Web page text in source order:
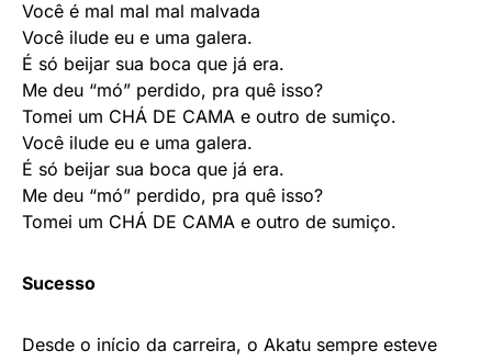
Você é mal mal mal malvada
Você ilude eu e uma galera.
É só beijar sua boca que já era.
Me deu “mó” perdido, pra quê isso?
Tomei um CHÁ DE CAMA e outro de sumiço.
Você ilude eu e uma galera.
É só beijar sua boca que já era.
Me deu “mó” perdido, pra quê isso?
Tomei um CHÁ DE CAMA e outro de sumiço.
Sucesso
Desde o início da carreira, o Akatu sempre esteve